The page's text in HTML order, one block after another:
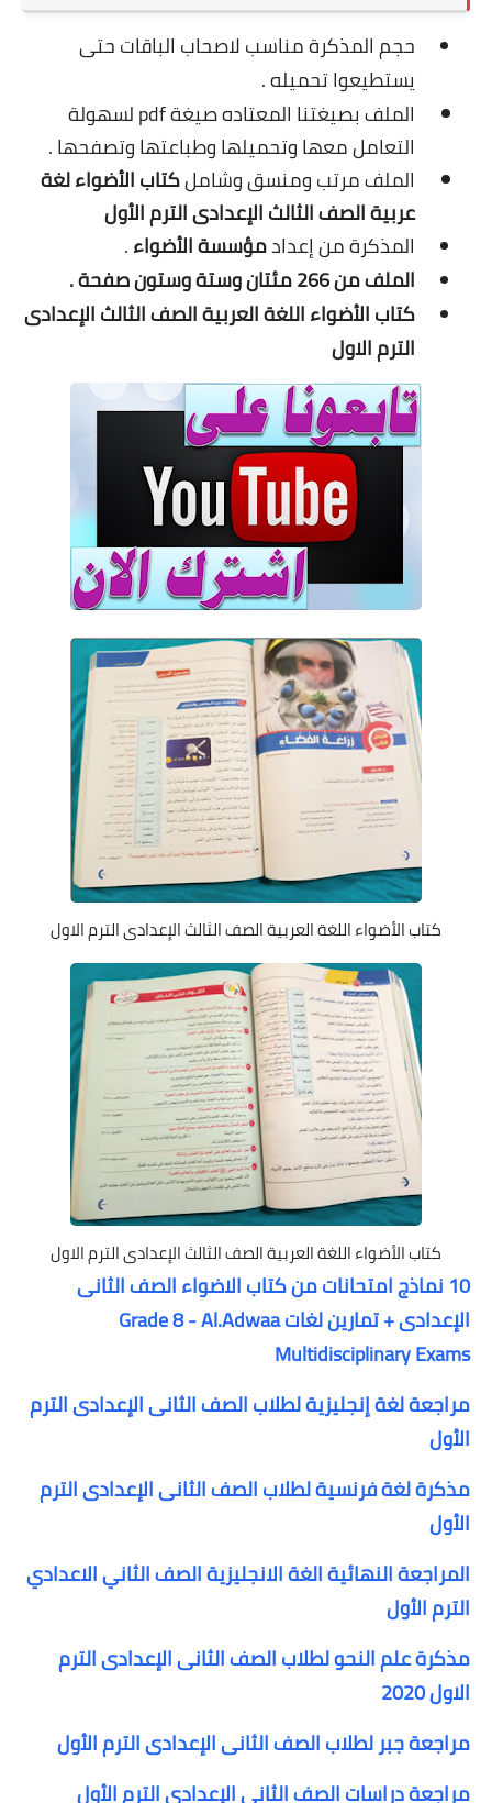
حجم المذكرة مناسب لاصحاب الباقات حتى
يستطيعوا تحميله .
الملف بصيغتنا المعتاده صيغة pdf لسهولة
التعامل معها وتحميلها وطباعتها وتصفحها .
الملف مرتب ومنسق وشاملكتاب الأضواء لغة
عربية الصفالثالثالإعدادى الترم الأول
المذكرة من إعدادمؤسسة الأضواء.
الملف من 266 مئتان وستة وستون صفحة .
كتاب الأضواء اللغة العربية الصفالثالثالإعدادى
الترم الاول
كتاب الأضواء اللغة العربية الصف الثالث الإعدادى الترم الاول
كتاب الأضواء اللغة العربية الصف الثالث الإعدادى الترم الاول
10 نماذج امتحانات من كتاب الاضواء الصف الثانى
الإعدادى + تمارين لغات Grade 8 - Al.Adwaa
Multidisciplinary Exams
مراجعة لغة إنجليزية لطلاب الصف الثانى الإعدادى الترم
الأول
مذكرة لغة فرنسية لطلاب الصف الثانى الإعدادى الترم
الأول
المراجعة النهائية الغة الانجليزية الصف الثاني الاعدادي
الترم الأول
مذكرة علم النحو لطلاب الصف الثانى الإعدادى الترم
الاول 2020
مراجعة جبر لطلاب الصف الثانى الإعدادى الترم الأول
مراجعة دراسات الصف الثانى الإعدادى الترم الأول